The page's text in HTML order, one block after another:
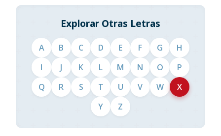
Explorar Otras Letras
A B C D E F G
H
I
J K L M N O
P
Q
R S T U V W
X
Y
Z